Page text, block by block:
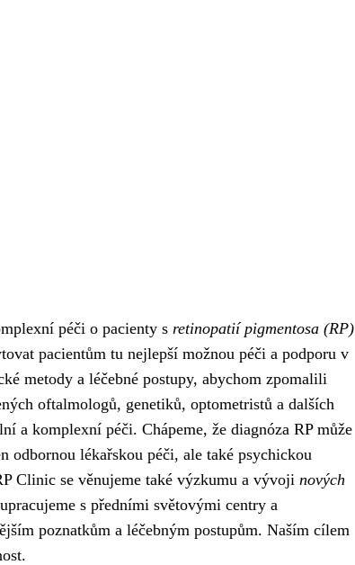
péči o pacienty s retinopatií pigmentosa (RP)
pacientům tu nejlepší možnou péči a podporu v
metody a léčebné postupy, abychom zpomalili
oftalmologů, genetiků, optometristů a dalších
a komplexní péči. Chápeme, že diagnóza RP může
odbornou lékařskou péči, ale také psychickou
Clinic se věnujeme také výzkumu a vývoji nových
s předními světovými centry a
poznatkům a léčebným postupům. Naším cílem